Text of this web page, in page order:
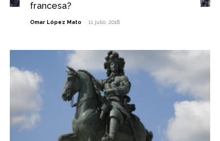
francesa?
Omar López Mato - 11 julio, 2018